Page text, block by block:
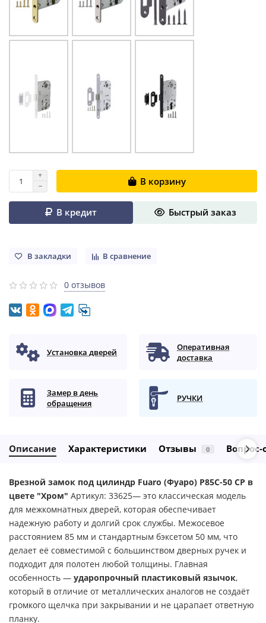
В корзину
В кредит Быстрый заказ
В закладки В сравнение
0 отзывов
Установка дверей
Оперативная
доставка
Замер в день
обращения
РУЧКИ
Описание Характеристики Отзывы 0 Вопрос-
Врезной замок под цилиндр Fuaro (Фуаро) P85C-50 CP в
цвете "Хром" Артикул: 33625— это классическая модель
для межкомнатных дверей, которая обеспечивает
надежную работу и долгий срок службы. Межосевое
расстоянием 85 мм и стандартным бэксетом 50 мм, что
делает её совместимой с большинством дверных ручек и
подходит для полотен любой толщины. Главная
особенность — ударопрочный пластиковый язычок,
который в отличие от металлических аналогов не создаёт
громкого щелчка при закрывании и не царапает ответную
планку.